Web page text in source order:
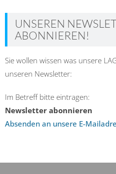
UNSEREN
ABONNIEREN!
Sie wollen wissen was unsere
unseren Newsletter:
Im Betreff bitte eintragen:
Newsletter abonnieren
Absenden an unsere E-